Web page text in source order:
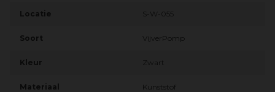
Locatie S-W-055
Soort VijverPomp
Kleur Zwart
Materiaal Kunststof